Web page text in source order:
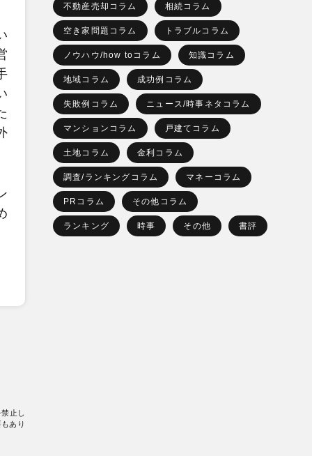
止し
あり
不動産売却コラム 相続コラム
空き家問題コラム トラブルコラム
ノウハウ/how toコラム 知識コラム
地域コラム 成功例コラム
失敗例コラム ニュース/時事ネタコラム
マンションコラム 戸建てコラム
土地コラム 金利コラム
調査/ランキングコラム マネーコラム
PRコラム その他コラム
ランキング 時事 その他 書評